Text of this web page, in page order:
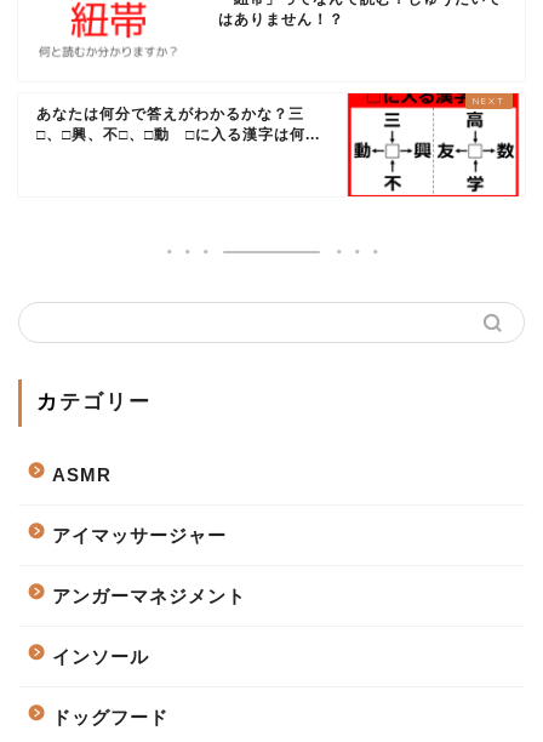
はありません！？
あなたは何分で答えがわかるかな？三
□、□興、不□、□動 □に入る漢字は何...
カテゴリー
ASMR
アイマッサージャー
アンガーマネジメント
インソール
ドッグフード